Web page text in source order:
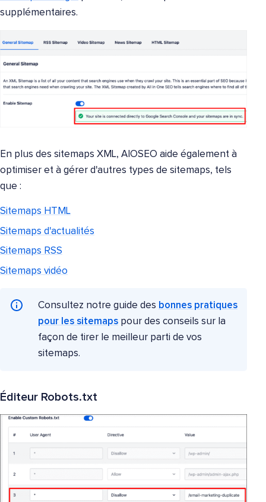
supplémentaires.
En plus des sitemaps XML, AIOSEO aide également à
optimiser et à gérer d'autres types de sitemaps, tels
que :
Sitemaps HTML
Sitemaps d'actualités
Sitemaps RSS
Sitemaps vidéo
Consultez notre guide des bonnes pratiques
pour les sitemaps pour des conseils sur la
façon de tirer le meilleur parti de vos
sitemaps.
Éditeur Robots.txt